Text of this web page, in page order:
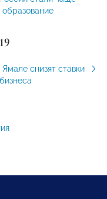
образование
снизят ставки